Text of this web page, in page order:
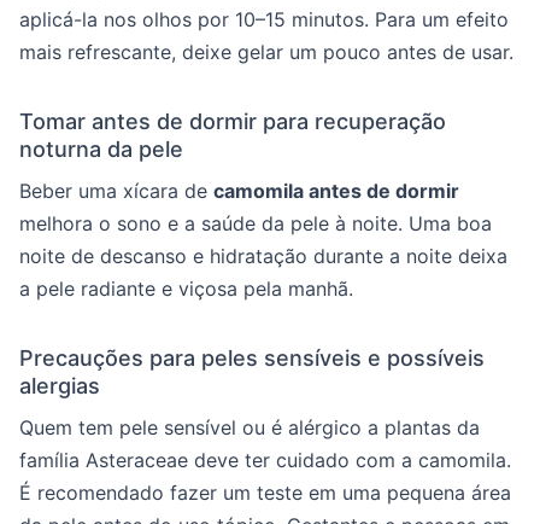
aplicá-la nos olhos por 10–15 minutos. Para um efeito
mais refrescante, deixe gelar um pouco antes de usar.
Tomar antes de dormir para recuperação
noturna da pele
Beber uma xícara de camomila antes de dormir
melhora o sono e a saúde da pele à noite. Uma boa
noite de descanso e hidratação durante a noite deixa
a pele radiante e viçosa pela manhã.
Precauções para peles sensíveis e possíveis
alergias
Quem tem pele sensível ou é alérgico a plantas da
família Asteraceae deve ter cuidado com a camomila.
É recomendado fazer um teste em uma pequena área